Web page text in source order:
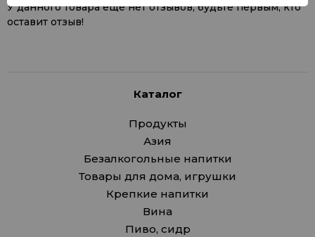
У данного товара еще нет отзывов, будьте первым, кто
оставит отзыв!
Каталог
Продукты
Азия
Безалкогольные напитки
Товары для дома, игрушки
Крепкие напитки
Вина
Пиво, сидр